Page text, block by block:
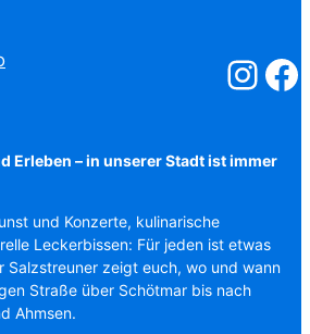
Erleben – in unserer Stadt ist immer
und Konzerte, kulinarische
Leckerbissen: Für jeden ist etwas
Salzstreuner zeigt euch, wo und wann
Straße über Schötmar bis nach
Ahmsen.